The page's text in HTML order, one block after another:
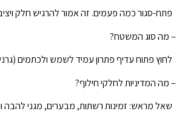
פתח-סגור כמה פעמים. זה אמור להרגיש חלק
– מה סוג המשטח?
לחוץ פתוח עדיף פתרון עמיד לשמש ולכתמים
– מה המדיניות לחלקי חילוף?
שאל מראש: זמינות רשתות, מבערים, מגני להבה